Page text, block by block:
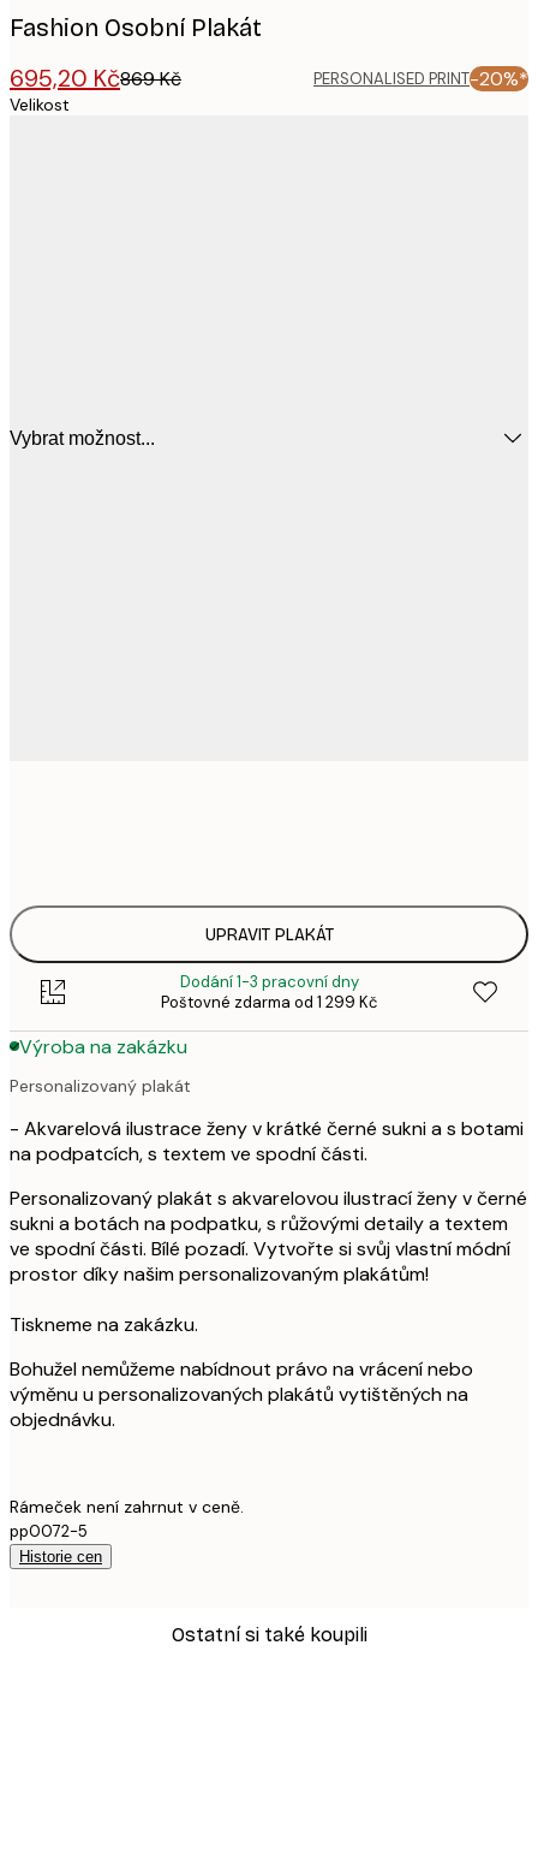
Fashion Osobní Plakát
695,20 Kč869 Kč PERSONALISED PRINT-20%*
Velikost
Vybrat možnost...
UPRAVIT PLAKÁT
Dodání 1-3 pracovní dny
Poštovné zdarma od 1 299 Kč
Výroba na zakázku
Personalizovaný plakát
- Akvarelová ilustrace ženy v krátké černé sukni a s botami
na podpatcích, s textem ve spodní části.
Personalizovaný plakát s akvarelovou ilustrací ženy v černé
sukni a botách na podpatku, s růžovými detaily a textem
ve spodní části. Bílé pozadí. Vytvořte si svůj vlastní módní
prostor díky našim personalizovaným plakátům!
Tiskneme na zakázku.
Bohužel nemůžeme nabídnout právo na vrácení nebo
výměnu u personalizovaných plakátů vytištěných na
objednávku.
Rámeček není zahrnut v ceně.
pp0072-5
Historie cen
Ostatní si také koupili